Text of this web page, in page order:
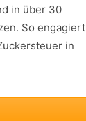
in über 30
So engagiert
in